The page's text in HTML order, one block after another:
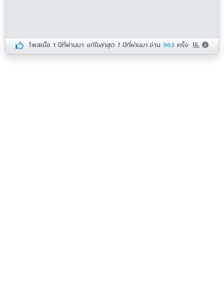
โพสเมื่อ1 ปีที่ผ่านมา แก้ไขล่าสุด 1 ปีที่ผ่านมาอ่าน963 ครั้ง